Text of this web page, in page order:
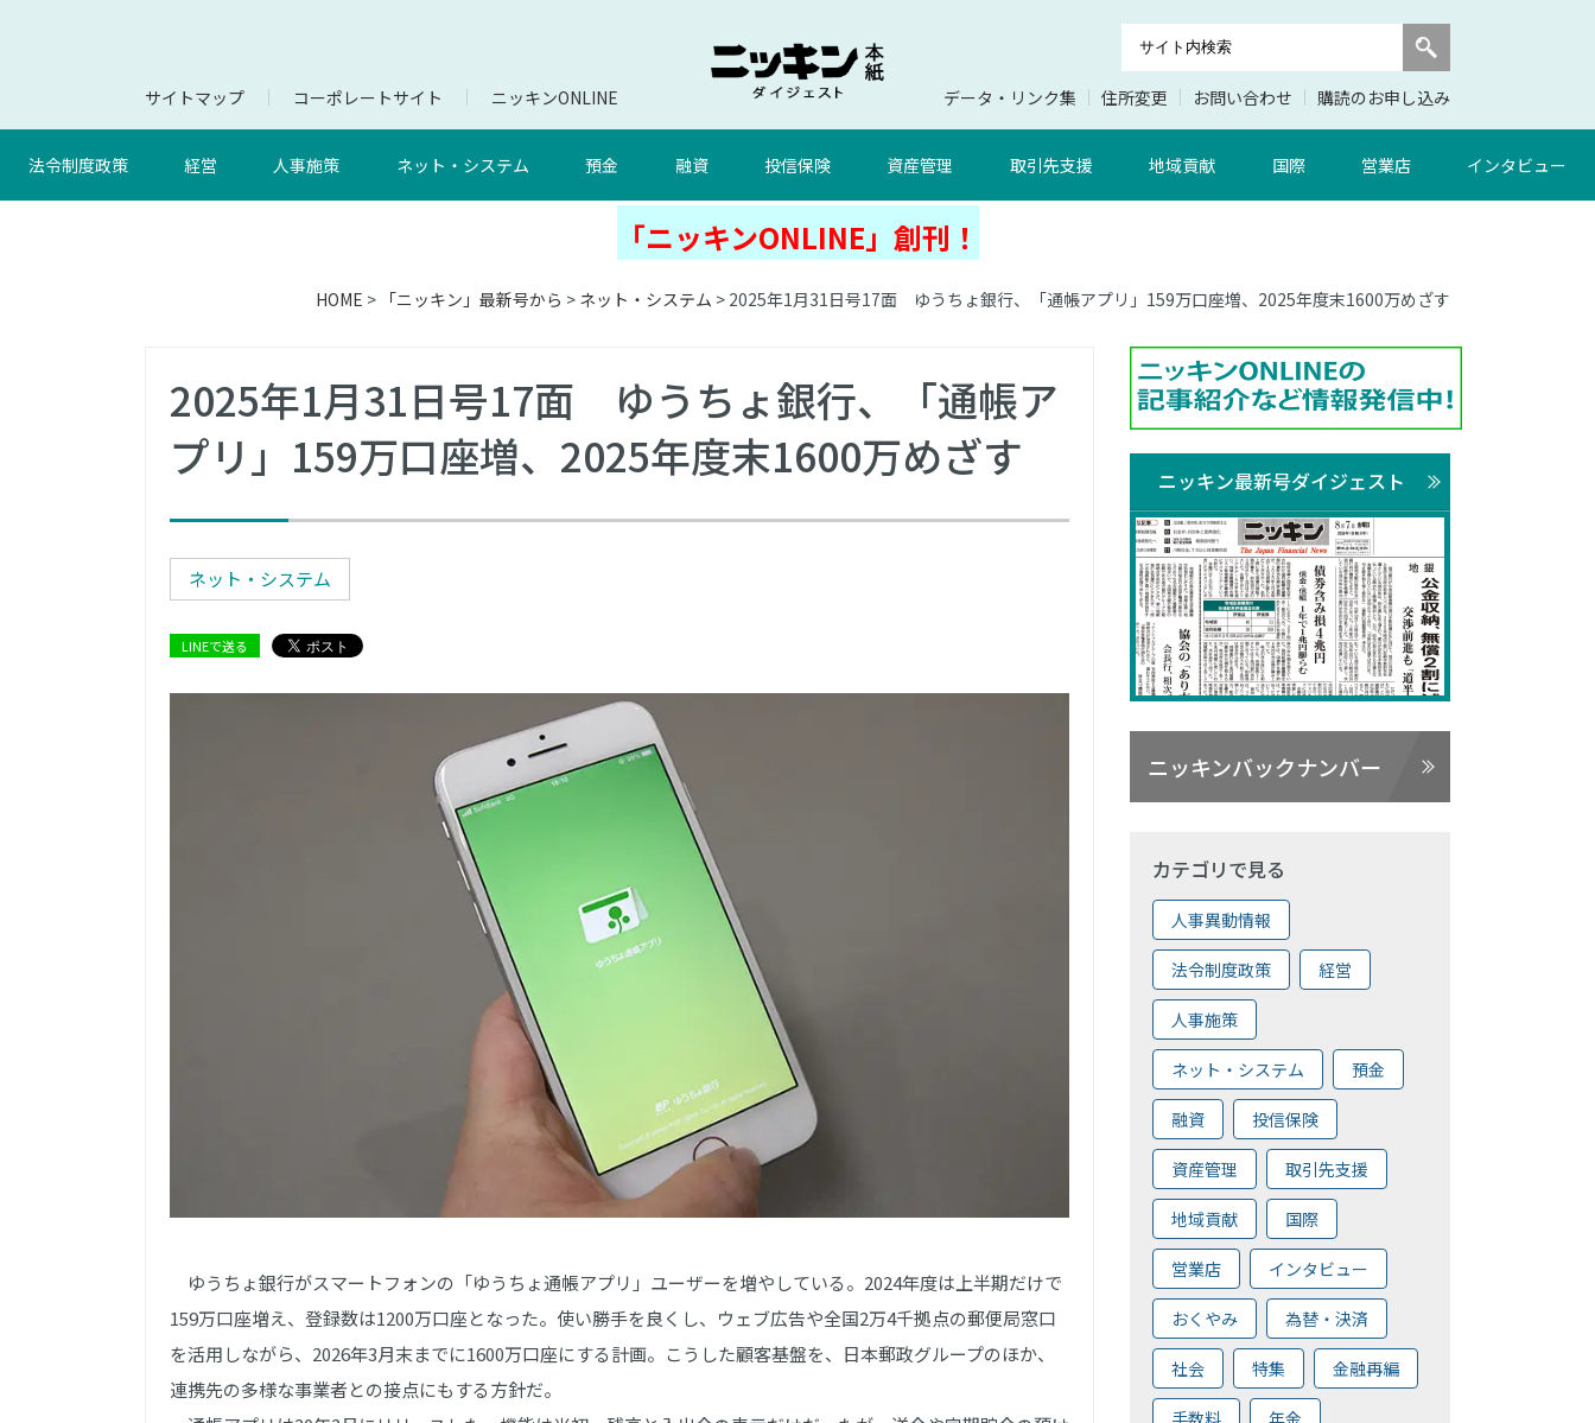
サイトマップ コーポレートサイト ニッキンONLINE データ・リンク集 住所変更 お問い合わせ 購読のお申し込み
法令制度政策 経営 人事施策 ネット・システム 預金 融資 投信保険 資産管理 取引先支援 地域貢献 国際 営業店 インタビュー
「ニッキンONLINE」創刊！
HOME > 「ニッキン」最新号から > ネット・システム > 2025年1月31日号17面 ゆうちょ銀行、「通帳アプリ」159万口座増、2025年度末1600万めざす
2025年1月31日号17面 ゆうちょ銀行、「通帳ア
プリ」159万口座増、2025年度末1600万めざす
ネット・システム
LINEで送る
ゆうちょ銀行がスマートフォンの「ゆうちょ通帳アプリ」ユーザーを増やしている。2024年度は上半期だけで
159万口座増え、登録数は1200万口座となった。使い勝手を良くし、ウェブ広告や全国2万4千拠点の郵便局窓口
を活用しながら、2026年3月末までに1600万口座にする計画。こうした顧客基盤を、日本郵政グループのほか、
連携先の多様な事業者との接点にもする方針だ。
ニッキン最新号ダイジェスト
ニッキンバックナンバー
カテゴリで見る
人事異動情報
法令制度政策 経営
人事施策
ネット・システム 預金
融資 投信保険
資産管理 取引先支援
地域貢献 国際
営業店 インタビュー
おくやみ 為替・決済
社会 特集 金融再編
手数料 年金